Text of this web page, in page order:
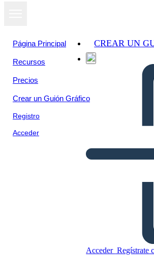
Página Principal
Recursos
Precios
Crear un Guión Gráfico
Registro
Acceder
CREAR UN
Acceder Regístrate
Copie este guión